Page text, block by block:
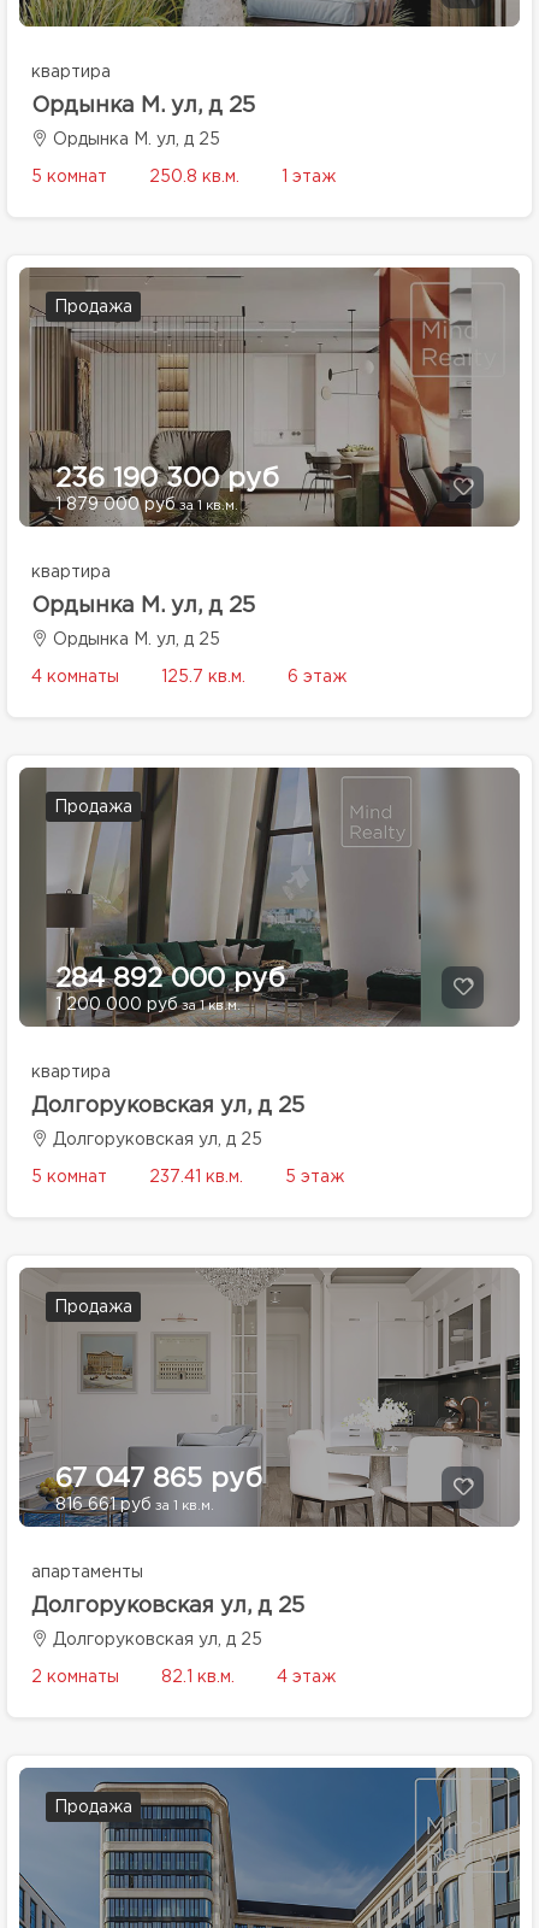
квартира
Ордынка М. ул, д 25
Ордынка М. ул, д 25
5 комнат 250.8 кв.м. 1 этаж
Продажа
236 190 300 руб
1 879 000 рубза 1 кв.м.
квартира
Ордынка М. ул, д 25
Ордынка М. ул, д 25
4 комнаты 125.7 кв.м. 6 этаж
Продажа
284 892 000 руб
1 200 000 рубза 1 кв.м.
квартира
Долгоруковская ул, д 25
Долгоруковская ул, д 25
5 комнат 237.41 кв.м. 5 этаж
Продажа
67 047 865 руб
816 661 руб за 1 кв.м.
апартаменты
Долгоруковская ул, д 25
Долгоруковская ул, д 25
2 комнаты 82.1 кв.м. 4 этаж
Продажа